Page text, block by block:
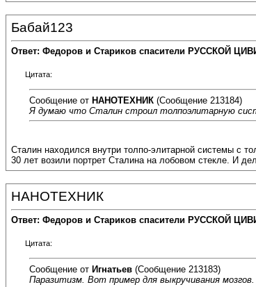
Бабай123
Ответ: Федоров и Стариков спасители РУССКОЙ
Цитата:
Сообщение от НАНОТЕХНИК (Сообщение 213184)
Я думаю что Сталин строил толпоэлитарную
Сталин находился внутри толпо-элитарной системы с
30 лет возили портрет Сталина на лобовом стекле. И
НАНОТЕХНИК
Ответ: Федоров и Стариков спасители РУССКОЙ
Цитата:
Сообщение от Игнатьев (Сообщение 213183)
Паразитизм. Вот пример для выкручивания мозгов.